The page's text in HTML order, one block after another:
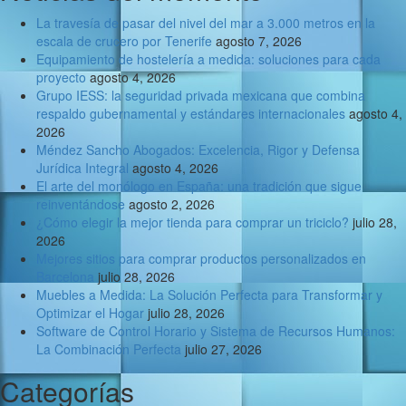
La travesía de pasar del nivel del mar a 3.000 metros en la
escala de crucero por Tenerife agosto 7, 2026
Equipamiento de hostelería a medida: soluciones para cada
proyecto agosto 4, 2026
Grupo IESS: la seguridad privada mexicana que combina
respaldo gubernamental y estándares internacionales agosto 4,
2026
Méndez Sancho Abogados: Excelencia, Rigor y Defensa
Jurídica Integral agosto 4, 2026
El arte del monólogo en España: una tradición que sigue
reinventándose agosto 2, 2026
¿Cómo elegir la mejor tienda para comprar un triciclo? julio 28,
2026
Mejores sitios para comprar productos personalizados en
julio 28, 2026
Muebles a Medida: La Solución Perfecta para Transformar y
Optimizar el Hogar julio 28, 2026
Software de Control Horario y Sistema de Recursos Humanos:
La Combinación Perfecta julio 27, 2026
Categorías